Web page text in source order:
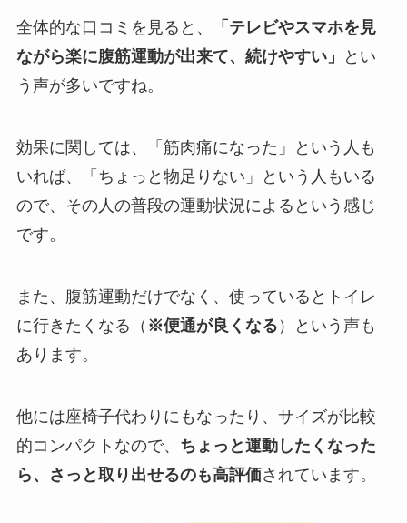
全体的な口コミを見ると、
「テレビやスマホを見
ながら楽に腹筋運動が出来て、続けやすい」
とい
う声が多いですね。
効果に関しては、「筋肉痛になった」という人も
いれば、「ちょっと物足りない」という人もいる
ので、その人の普段の運動状況によるという感じ
です。
また、腹筋運動だけでなく、使っているとトイレ
に行きたくなる（ ※便通が良くなる ）という声も
あります。
他には座椅子代わりにもなったり、サイズが比較
的コンパクトなので、 ちょっと運動したくなった
ら、さっと取り出せるのも高評価されています。